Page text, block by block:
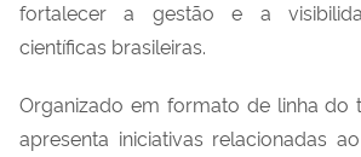
fortalecer a gestão e a
científicas brasileiras.
Organizado em formato de linha do
apresenta iniciativas relacionadas